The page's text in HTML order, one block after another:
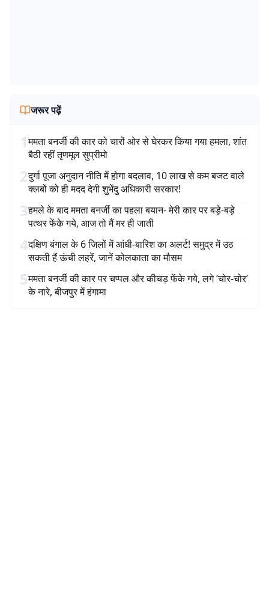
जरूर पढ़ें
1ममता बनर्जी की कार को चारों ओर से घेरकर किया गया हमला, शांत
बैठी रहीं तृणमूल सुप्रीमो
2दुर्गा पूजा अनुदान नीति में होगा बदलाव, 10 लाख से कम बजट वाले
क्लबों को ही मदद देगी शुभेंदु अधिकारी सरकार!
3हमले के बाद ममता बनर्जी का पहला बयान- मेरी कार पर बड़े-बड़े
पत्थर फेंके गये, आज तो मैं मर ही जाती
4दक्षिण बंगाल के 6 जिलों में आंधी-बारिश का अलर्ट! समुद्र में उठ
सकती हैं ऊंची लहरें, जानें कोलकाता का मौसम
5ममता बनर्जी की कार पर चप्पल और कीचड़ फेंके गये, लगे ‘चोर-चोर’
के नारे, बीजपुर में हंगामा